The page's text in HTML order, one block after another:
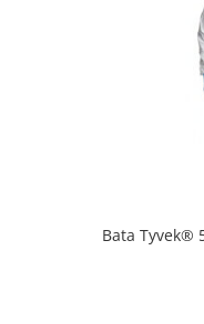
Bata Tyvek®